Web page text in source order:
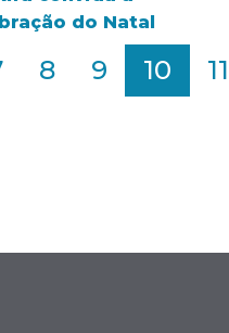
do Natal
8 9 10 11